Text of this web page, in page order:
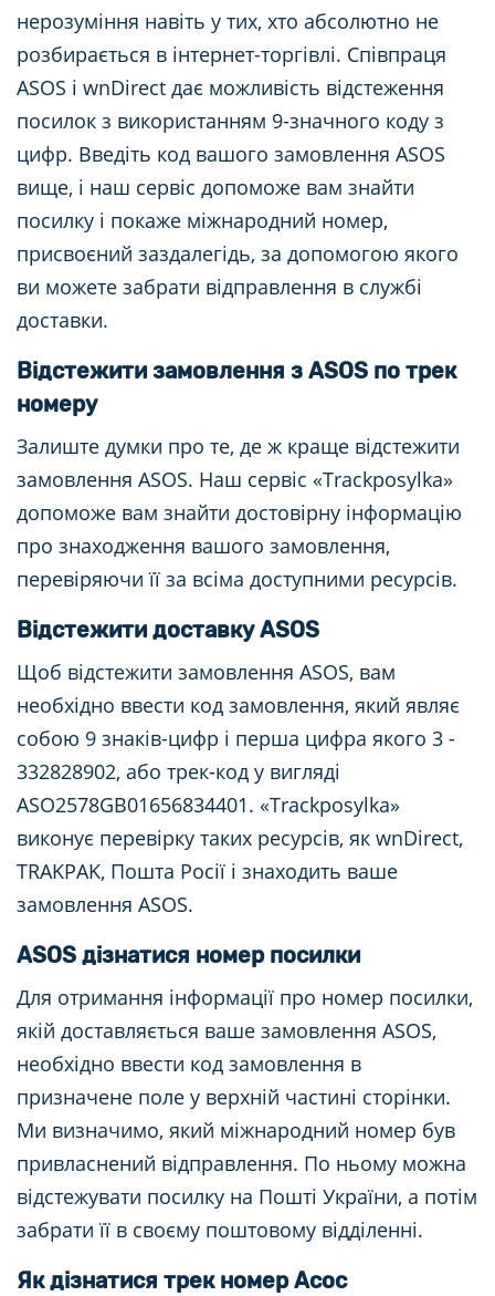
нерозуміння навіть у тих, хто абсолютно не
розбирається в інтернет-торгівлі. Співпраця
ASOS і wnDirect дає можливість відстеження
посилок з використанням 9-значного коду з
цифр. Введіть код вашого замовлення ASOS
вище, і наш сервіс допоможе вам знайти
посилку і покаже міжнародний номер,
присвоєний заздалегідь, за допомогою якого
ви можете забрати відправлення в службі
доставки.
Відстежити замовлення з ASOS по трек
номеру
Залиште думки про те, де ж краще відстежити
замовлення ASOS. Наш сервіс «Trackposylka»
допоможе вам знайти достовірну інформацію
про знаходження вашого замовлення,
перевіряючи її за всіма доступними ресурсів.
Відстежити доставку ASOS
Щоб відстежити замовлення ASOS, вам
необхідно ввести код замовлення, який являє
собою 9 знаків-цифр і перша цифра якого 3 -
332828902, або трек-код у вигляді
ASO2578GB01656834401. «Trackposylka»
виконує перевірку таких ресурсів, як wnDirect,
TRAKPAK, Пошта Росії і знаходить ваше
замовлення ASOS.
ASOS дізнатися номер посилки
Для отримання інформації про номер посилки,
якій доставляється ваше замовлення ASOS,
необхідно ввести код замовлення в
призначене поле у верхній частині сторінки.
Ми визначимо, який міжнародний номер був
привласнений відправлення. По ньому можна
відстежувати посилку на Пошті України, а потім
забрати її в своєму поштовому відділенні.
Як дізнатися трек номер Асос